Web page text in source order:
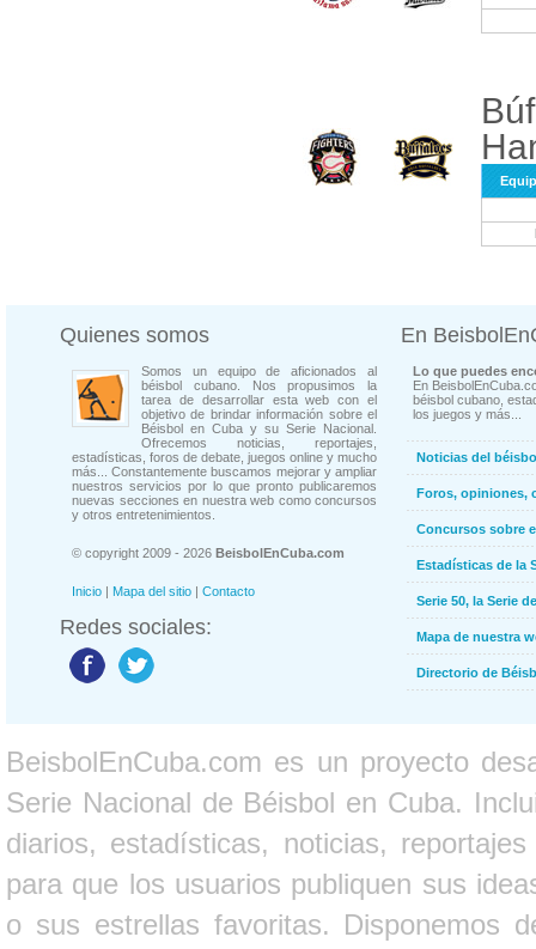
Quienes somos
Somos un equipo de aficionados al
béisbol cubano. Nos propusimos la
tarea de desarrollar esta web con el
objetivo de brindar información sobre el
Béisbol en Cuba y su Serie Nacional.
Ofrecemos noticias, reportajes,
estadísticas, foros de debate, juegos online y mucho
más... Constantemente buscamos mejorar y ampliar
nuestros servicios por lo que pronto publicaremos
nuevas secciones en nuestra web como concursos
y otros entretenimientos.
© copyright 2009 - 2026 BeisbolEnCuba.com
Inicio | Mapa del sitio | Contacto
Redes sociales:
En
Lo que puedes
En
béisbol cubano,
los juegos y más...
Noticias del
Foros, opiniones,
Concursos sobre
Estadísticas de la
Serie 50, la Serie
Mapa de nuestra
Directorio de
BeisbolEnCuba.com es un proyecto
Serie Nacional de Béisbol en Cuba.
diarios, estadísticas, noticias,
para que los usuarios publiquen sus
o sus estrellas favoritas. Disponemos